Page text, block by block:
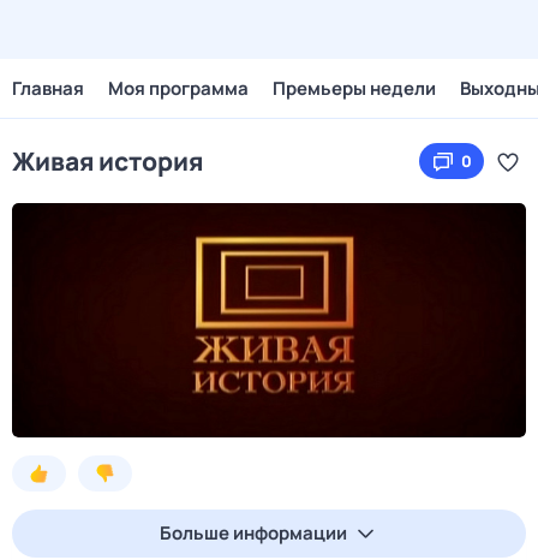
Главная Моя программа Премьеры недели
Живая история 0
Больше информации